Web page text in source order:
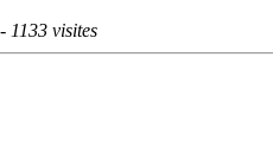
1133 visites